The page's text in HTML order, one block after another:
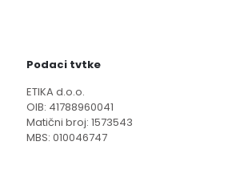
Podaci tvtke
ETIKA d.o.o.
OIB: 41788960041
Matični broj: 1573543
MBS: 010046747